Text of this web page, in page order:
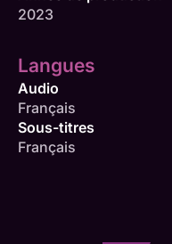
2023
Langues
Audio
Français
Sous-titres
Français